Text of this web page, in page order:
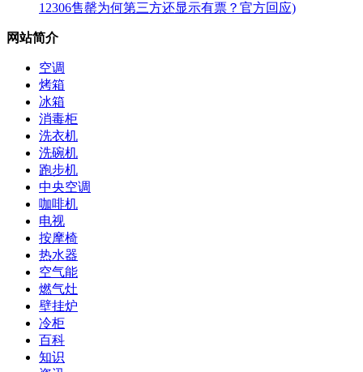
12306售罄为何第三方还显示有票？官方回应)
网站简介
空调
烤箱
冰箱
消毒柜
洗衣机
洗碗机
跑步机
中央空调
咖啡机
电视
按摩椅
热水器
空气能
燃气灶
壁挂炉
冷柜
百科
知识